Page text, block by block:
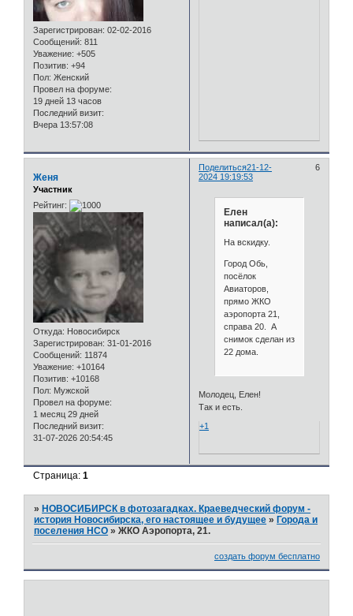
Зарегистрирован: 02-02-2016
Сообщений: 811
Уважение: +505
Позитив: +94
Пол: Женский
Провел на форуме:
19 дней 13 часов
Последний визит:
Вчера 13:57:08
Поделиться 6
21-12-
2024 19:19:53
Женя
Участник
Рейтинг:
Откуда: Новосибирск
Зарегистрирован: 31-01-2016
Сообщений: 11874
Уважение: +10164
Позитив: +10168
Пол: Мужской
Провел на форуме:
1 месяц 29 дней
Последний визит:
31-07-2026 20:54:45
Елен
написал(а):
На вскидку.
Город Обь,
посёлок
Авиаторов,
прямо ЖКО
аэропорта 21,
справа 20. А
снимок сделан из
22 дома.
Молодец, Елен!
Так и есть.
+1
Страница:1
» НОВОСИБИРСК в фотозагадках. Краеведческий форум -
история Новосибирска, его настоящее и будущее » Города и
поселения НСО »ЖКО Аэропорта, 21.
создать форум бесплатно